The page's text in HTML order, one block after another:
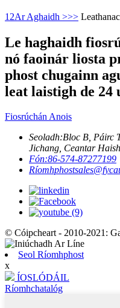
1 2Ar Aghaidh >>>
Le haghaidh
nó faoinár liosta
phost chugainn
leat laistigh de 24
Fiosrúchán Anois
Seoladh:Bloc B, Páirc
Jichang, Ceantar
Fón:86-574-87277199
Ríomhphost
© Cóipcheart - 2010-2021:
Seol Ríomhphost
x
ÍOSLÓDÁIL
Ríomhchatalóg